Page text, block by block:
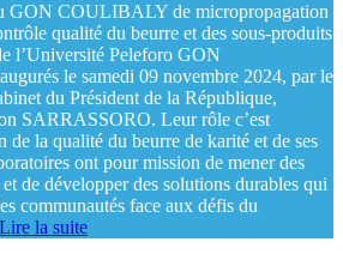
GON COULIBALY de micropropagation
qualité du beurre et des sous-produits
l’Université Peleforo GON
le samedi 09 novembre 2024, par le
du Président de la République,
SARRASSORO. Leur rôle c’est
de la qualité du beurre de karité et de ses
ont pour mission de mener des
de développer des solutions durables qui
communautés face aux défis du
Lire la suite